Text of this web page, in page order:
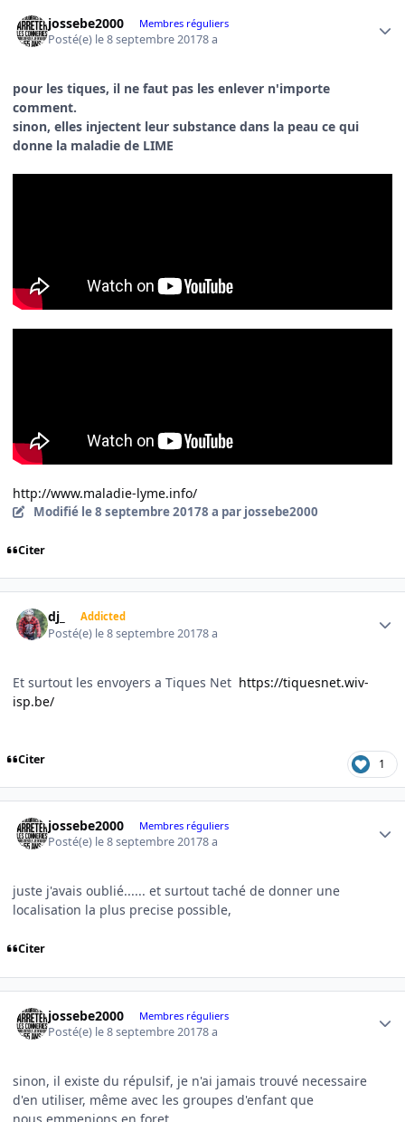
jossebe2000 Membres réguliers
Posté(e) le 8 septembre 20178 a
pour les tiques, il ne faut pas les enlever n'importe
comment.
sinon, elles injectent leur substance dans la peau ce qui
donne la maladie de LIME
http://www.maladie-lyme.info/
Modifié le 8 septembre 20178 a par jossebe2000
Citer
dj_ Addicted
Posté(e) le 8 septembre 20178 a
Et surtout les envoyers a Tiques Net https://tiquesnet.wiv-
isp.be/
Citer 1
jossebe2000 Membres réguliers
Posté(e) le 8 septembre 20178 a
juste j'avais oublié...... et surtout taché de donner une
localisation la plus precise possible,
Citer
jossebe2000 Membres réguliers
Posté(e) le 8 septembre 20178 a
sinon, il existe du répulsif, je n'ai jamais trouvé necessaire
d'en utiliser, même avec les groupes d'enfant que